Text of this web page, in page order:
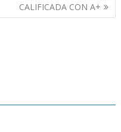
CALIFICADA CON A+